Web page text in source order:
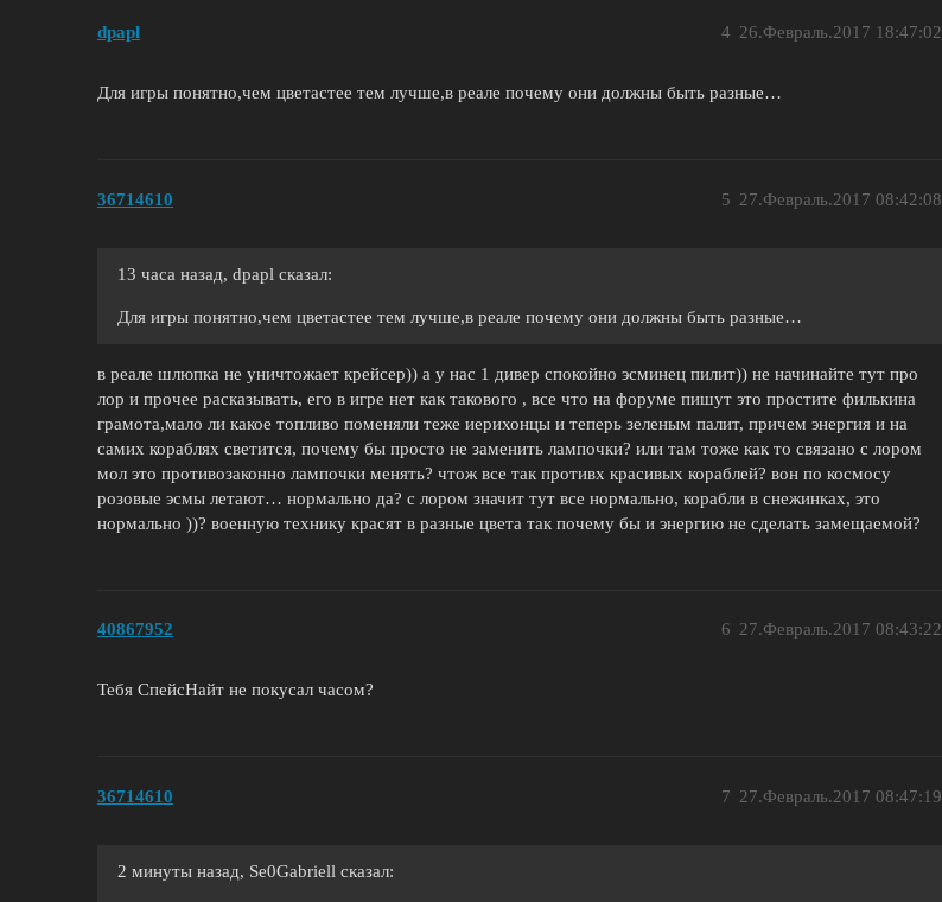
dpapl 26.Февраль.2017 18:47:02
4
Для игры понятно,чем цветастее тем лучше,в реале почему они должны быть разные…
36714610 27.Февраль.2017 08:42:08
5
13 часа назад, dpapl сказал:
Для игры понятно,чем цветастее тем лучше,в реале почему они должны быть разные…
в реале шлюпка не уничтожает крейсер)) а у нас 1 дивер спокойно эсминец пилит)) не начинайте тут про
лор и прочее расказывать, его в игре нет как такового , все что на форуме пишут это простите филькина
грамота,мало ли какое топливо поменяли теже иерихонцы и теперь зеленым палит, причем энергия и на
самих кораблях светится, почему бы просто не заменить лампочки? или там тоже как то связано с лором
мол это противозаконно лампочки менять? чтож все так противх красивых кораблей? вон по космосу
розовые эсмы летают… нормально да? с лором значит тут все нормально, корабли в снежинках, это
нормально ))? военную технику красят в разные цвета так почему бы и энергию не сделать замещаемой?
40867952 27.Февраль.2017 08:43:22
6
Тебя СпейсНайт не покусал часом?
36714610 27.Февраль.2017 08:47:19
7
2 минуты назад, Se0Gabriell сказал: